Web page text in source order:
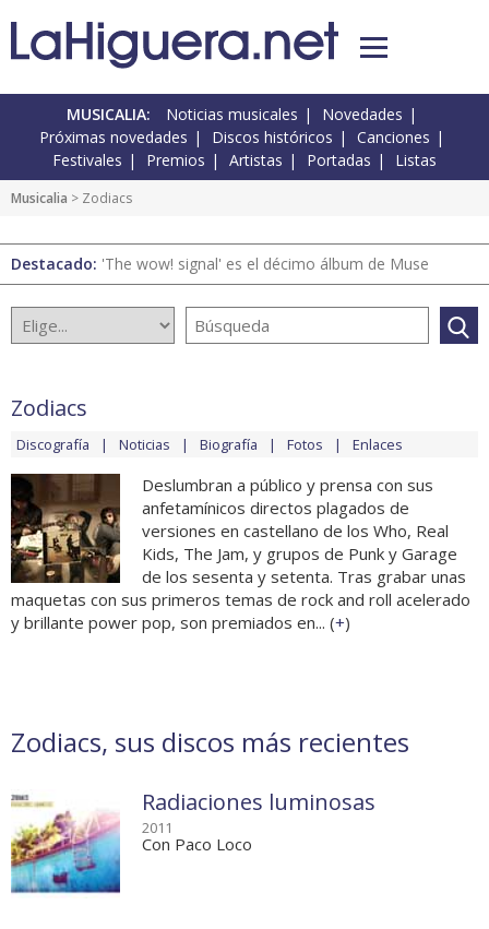
MUSICALIA: Noticias musicales
Novedades
Próximas novedades
Discos históricos
Canciones
Festivales
Premios Artistas Portadas Listas
Musicalia > Zodiacs
Destacado: 'The wow! signal' es el décimo álbum de Muse
Zodiacs
Discografía Noticias Biografía Fotos Enlaces
Deslumbran a público y prensa con sus
anfetamínicos directos plagados de
versiones en castellano de los Who, Real
Kids, The Jam, y grupos de Punk y Garage
de los sesenta y setenta. Tras grabar unas
maquetas con sus primeros temas de rock and roll acelerado
y brillante power pop, son premiados en... (+)
Zodiacs, sus discos más recientes
Radiaciones luminosas
2011
Con Paco Loco